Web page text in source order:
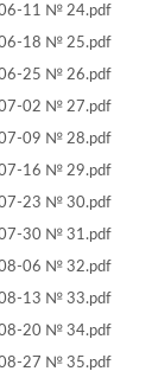
11 № 24.pdf
18 № 25.pdf
25 № 26.pdf
02 № 27.pdf
09 № 28.pdf
16 № 29.pdf
23 № 30.pdf
30 № 31.pdf
06 № 32.pdf
13 № 33.pdf
20 № 34.pdf
27 № 35.pdf